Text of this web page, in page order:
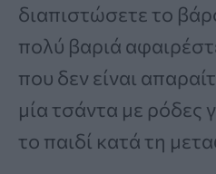
διαπιστώσετε το
πολύ βαριά
που δεν είναι
μία τσάντα με ρόδες
το παιδί κατά τη